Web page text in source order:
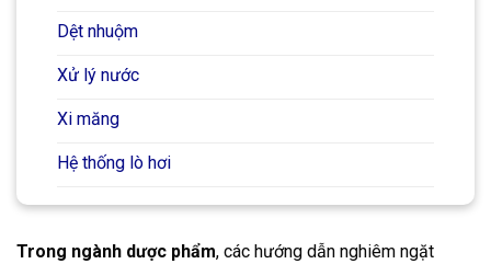
Dệt nhuộm
Xử lý nước
Xi măng
Hệ thống lò hơi
Xây dựng và thi công
Chế biến gỗ
Trong ngành dược phẩm, các hướng dẫn nghiêm ngặt